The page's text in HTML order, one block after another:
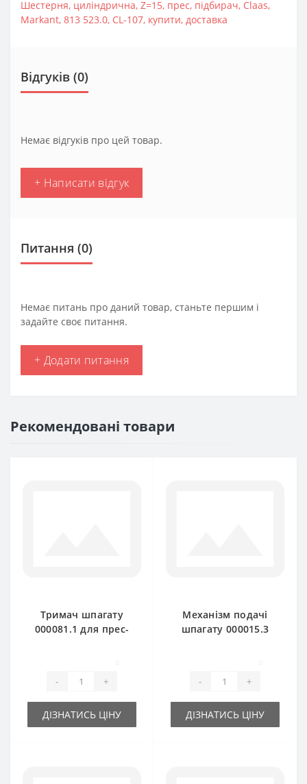
Шестерня, циліндрична, Z=15, прес, підбирач, Claas,
Markant, 813 523.0, CL-107, купити, доставка
Відгуків (0)
Немає відгуків про цей товар.
+ Написати відгук
Питання (0)
Немає питань про даний товар, станьте першим і
задайте своє питання.
+ Додати питання
Рекомендовані товари
Тримач шпагату
000081.1 для прес-
- +
ДІЗНАТИСЬ ЦІНУ
Механізм подачі
шпагату 000015.3
- +
ДІЗНАТИСЬ ЦІНУ